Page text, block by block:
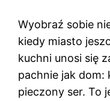
Wyobraź sobie
kiedy miasto
kuchni unosi się
pachnie jak dom:
pieczony ser. To